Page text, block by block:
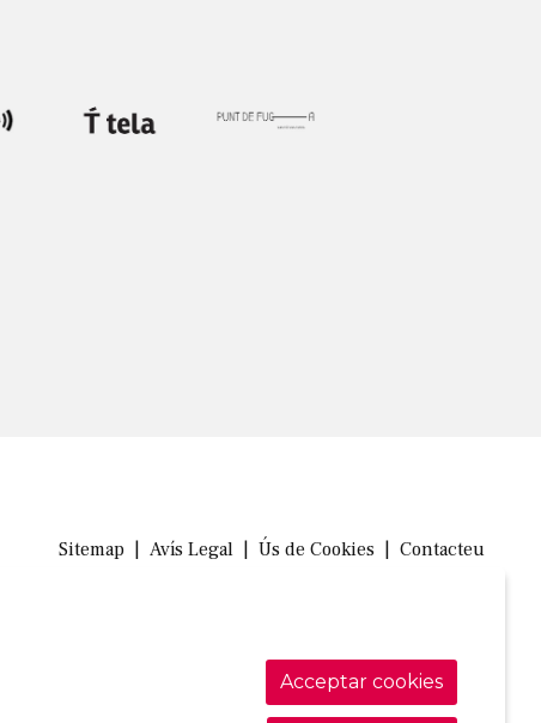
Sitemap Avís Legal Ús de Cookies Contacteu
Acceptar cookies